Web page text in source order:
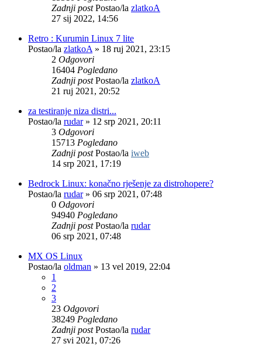
Zadnji postPostao/la zlatkoA
27 sij 2022, 14:56
Retro : Kurumin Linux 7 lite
Postao/la zlatkoA » 18 ruj 2021, 23:15
2 Odgovori
16404 Pogledano
Zadnji postPostao/la zlatkoA
21 ruj 2021, 20:52
za testiranje niza distri...
Postao/la rudar» 12 srp 2021, 20:11
3 Odgovori
15713 Pogledano
Zadnji postPostao/la iweb
14 srp 2021, 17:19
Bedrock Linux: konačno rješenje za distrohopere?
Postao/la rudar» 06 srp 2021, 07:48
0 Odgovori
94940 Pogledano
Zadnji postPostao/la rudar
06 srp 2021, 07:48
MX OS Linux
Postao/la oldman » 13 vel 2019, 22:04
1
2
3
23 Odgovori
38249 Pogledano
Zadnji postPostao/la rudar
27 svi 2021, 07:26